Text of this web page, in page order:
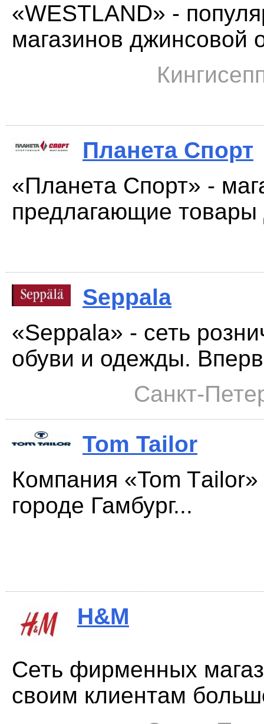
«WESTLAND» -
магазинов джинсовой
Планета Спорт
«Планета Спорт» -
предлагающие товары
Seppala
«Seppala» - сеть
обуви и одежды.
Санкт-
Tom Tailor
Компания «Tom
городе Гамбург...
H&M
Сеть фирменных
своим клиентам